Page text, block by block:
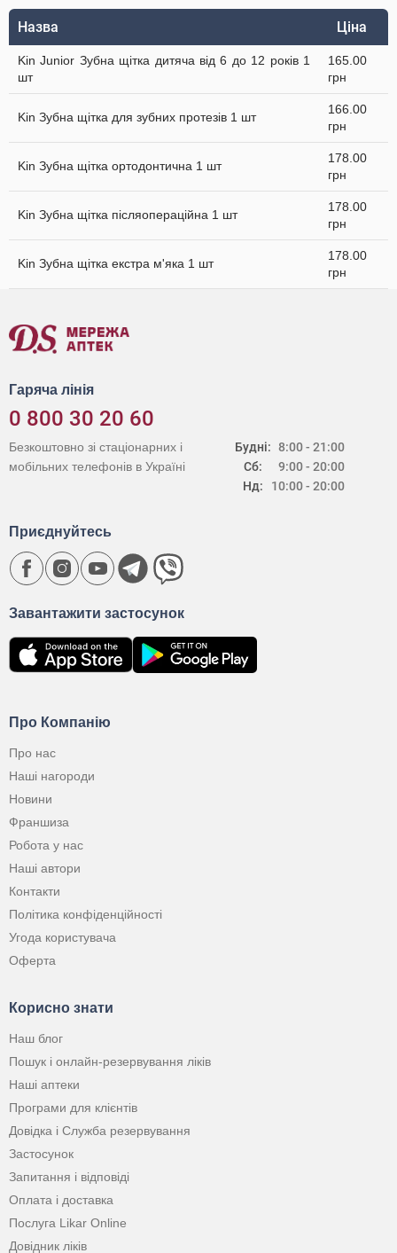
Назва Ціна
Kin Junior Зубна щітка дитяча від 6 до 12 років 1
шт
165.00
грн
Kin Зубна щітка для зубних протезів 1 шт
166.00
грн
Kin Зубна щітка ортодонтична 1 шт
178.00
грн
Kin Зубна щітка післяопераційна 1 шт
178.00
грн
Kin Зубна щітка екстра м'яка 1 шт
178.00
грн
Гаряча лінія
0 800 30 20 60
Будні:
Сб:
Нд:
8:00 - 21:00
9:00 - 20:00
10:00 - 20:00
Безкоштовно зі стаціонарних і
мобільних телефонів в Україні
Про Компанію
Про нас
Наші нагороди
Новини
Франшиза
Робота у нас
Наші автори
Контакти
Політика конфіденційності
Угода користувача
Оферта
Корисно знати
Наш блог
Пошук і онлайн-резервування ліків
Наші аптеки
Програми для клієнтів
Довідка і Служба резервування
Застосунок
Запитання і відповіді
Оплата і доставка
Послуга Likar Online
Довідник ліків
Завантажити застосунок
Приєднуйтесь